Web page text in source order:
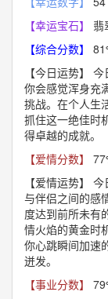
【幸运宝石】
翡
【综合分数】
【今日运势】
今
你会感觉浑身充
挑战。在个人生
抓住这一绝佳时
得卓越的成就。
【爱情分数】
【爱情运势】
今
与伴侣之间的感
度达到前所未有
情火焰的黄金时
你心跳瞬间加速
迸发。
【事业分数】